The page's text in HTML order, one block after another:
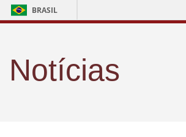
BRASIL
Notícias